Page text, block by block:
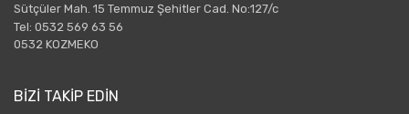
Sütçüler Mah. 15 Temmuz Şehitler Cad. No:127/c
Tel: 0532 569 63 56
0532 KOZMEKO
BİZİ TAKİP EDİN